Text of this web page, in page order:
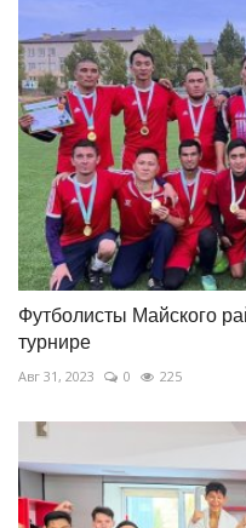
Футболисты Майского
турнире
Авг 31, 2023 0 225